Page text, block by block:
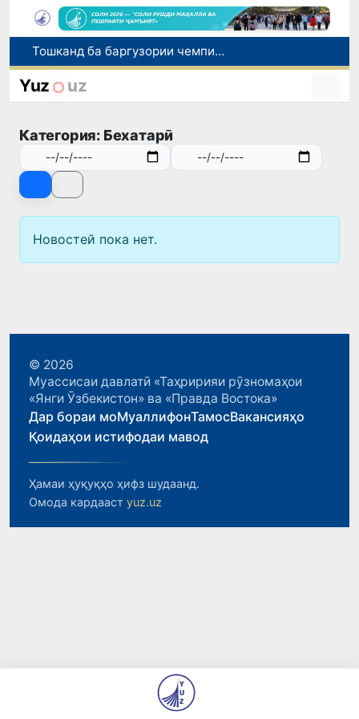
Тошканд ба баргузории чемпионати Осиё оид ба вазнабардорӣ омодагӣ мебинад
Шаҳрвандони Ӯзбекистон метавонанд дар доираи барномаи H-2A ба корҳои мавсимии кишоварзӣ дар ИМА сафарбар шаванд
Дар Қашқадарё анҷумани байналмилалии экологӣ бо иштироки ҷавонон аз нӯҳ кишвар баргузор мешавад
Yuz uz
Категория: Бехатарӣ
Новостей пока нет.
© 2026
Муассисаи давлатӣ «Таҳририяи рӯзномаҳои
«Янги Ӯзбекистон» ва «Правда Востока»
Дар бораи моМуаллифонТамосВакансияҳо
Қоидаҳои истифодаи мавод
Ҳамаи ҳуқуқҳо ҳифз шудаанд.
Омода кардааст yuz.uz